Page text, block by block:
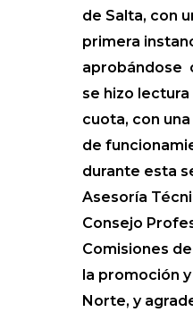
de Salta, con
primera
aprobándose
se hizo
cuota, con
de
durante esta
Asesoría
Consejo
Comisiones
la promoción
Norte, y
Octubre
2023